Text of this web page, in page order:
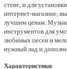
стене, и для
интернет-магазине,
лучшим ценам.
инструментов для
любимых песен и
нужный лад и
Характеристики